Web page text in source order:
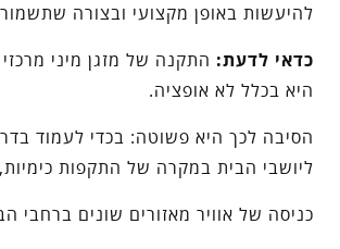
להיעשות באופן מקצועי ובצורה
כדאי לדעת: התקנה של מזגן מיני
היא בכלל לא אופציה.
הסיבה לכך היא פשוטה: בכדי לעמוד
ליושבי הבית במקרה של התקפות
כניסה של אוויר מאזורים שונים